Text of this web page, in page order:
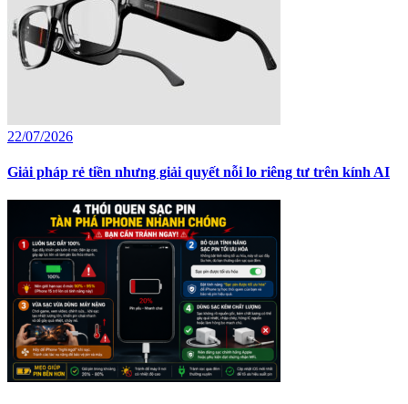
22/07/2026
Giải pháp rẻ tiền nhưng giải quyết nỗi lo riêng tư trên kính AI